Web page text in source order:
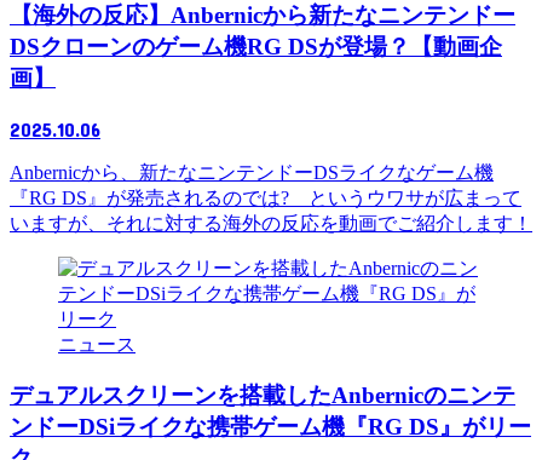
【海外の反応】Anbernicから新たなニンテンドー
DSクローンのゲーム機RG DSが登場？【動画企
画】
2025.10.06
Anbernicから、新たなニンテンドーDSライクなゲーム機
『RG DS』が発売されるのでは? というウワサが広まって
いますが、それに対する海外の反応を動画でご紹介します！
ニュース
デュアルスクリーンを搭載したAnbernicのニンテ
ンドーDSiライクな携帯ゲーム機『RG DS』がリー